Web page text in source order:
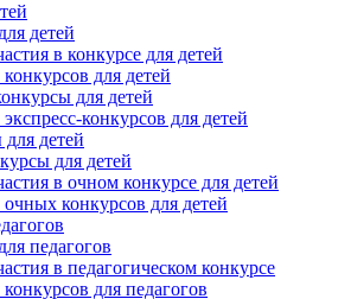
детей
в конкурсе для детей
конкурсов для детей
для детей
экспресс-конкурсов для детей
детей
для детей
в очном конкурсе для детей
очных конкурсов для детей
педагогов
в педагогическом конкурсе
конкурсов для педагогов